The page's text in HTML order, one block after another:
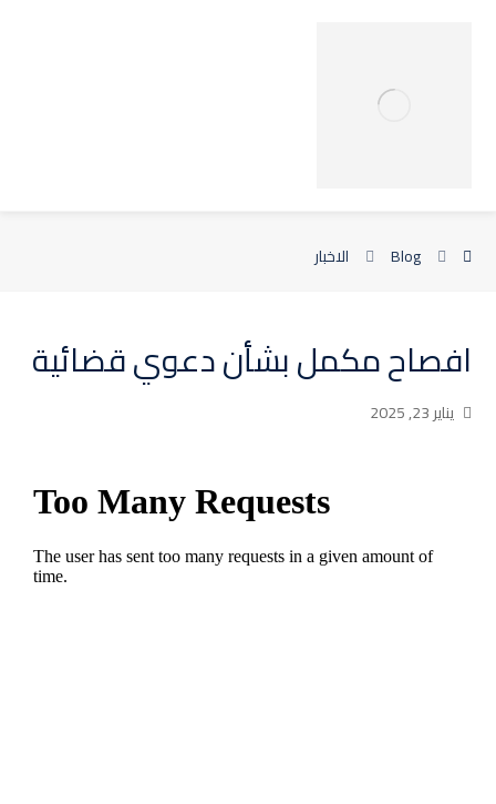
Blog الاخبار
افصاح مكمل بشأن دعوي قضائية
يناير 23, 2025